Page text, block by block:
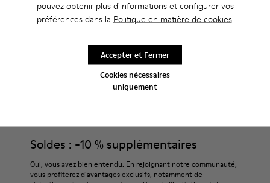
pouvez obtenir plus d'informations et configurer vos
préférences dans la Politique en matière de cookies.
Cookies nécessaires
uniquement
Accepter et Fermer
HOMME ACCESSOIRES NON LEATHER BEIGE POUR HOMME
Soldes : -10 % supplémentaires
Oui, vous avez bien entendu. En rejoignant notre communauté,
vous profiterez d’avantages exclusifs, notamment de